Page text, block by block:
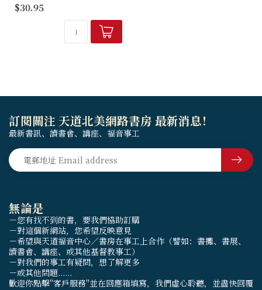
亞書，實在不為過。它是舊約
聖經中最短的一卷書，只有21
節，卻囊括了出現於先知書的
重要主題，例如：上帝審判以
$30.95
無論是
－您有找不到的書，要我們協助訂購
－對這個新網站，您希望反映意見
－希望與天道福音中心／書房在事工上合作（譬如：書攤、書展、
讀書會、講座、或其他基督教事工）
－對我們的事工有疑問，想了解更多
－或其他問題......
歡迎你點擊"客戶服務"並在回應箱填寫，我們虛心聆聽，並盡快回覆
訂閱關注 天道北美網路書房 最新消息！
最新書訊、讀書會、講座、福音事工